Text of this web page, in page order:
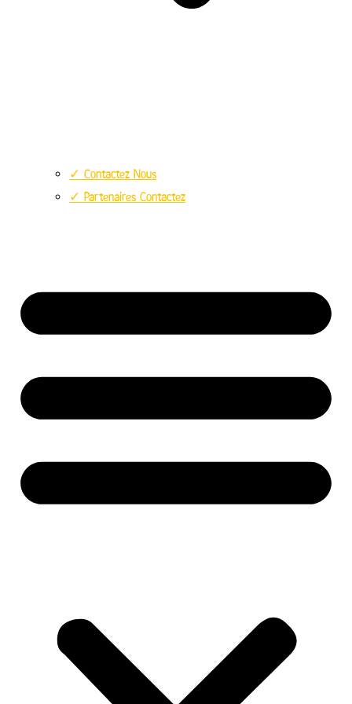
✓ Contactez Nous
✓ Partenaires Contactez